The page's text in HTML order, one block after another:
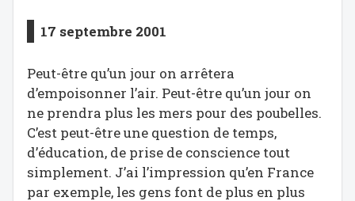
17 septembre 2001
Peut-être qu’un jour on arrêtera
d’empoisonner l’air. Peut-être qu’un jour on
ne prendra plus les mers pour des poubelles.
C’est peut-être une question de temps,
d’éducation, de prise de conscience tout
simplement. J’ai l’impression qu’en France
par exemple, les gens font de plus en plus